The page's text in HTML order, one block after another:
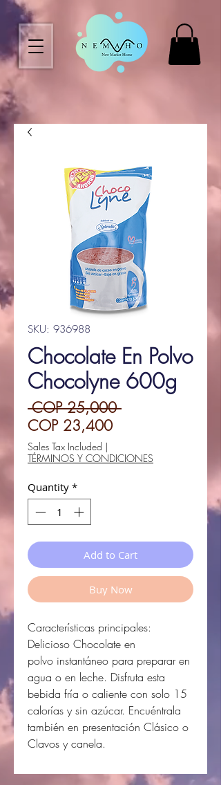
SKU: 936988
Chocolate En Polvo
Chocolyne 600g
COP 25,000 Regular
COP 23,400Sale
Sales Tax Included |
TÉRMINOS Y CONDICIONES
Quantity *
Add to Cart
Buy Now
Características principales:
Delicioso Chocolate en
polvo instantáneo para preparar en
agua o en leche. Disfruta esta
bebida fría o caliente con solo 15
calorías y sin azúcar. Encuéntrala
también en presentación Clásico o
Clavos y canela.